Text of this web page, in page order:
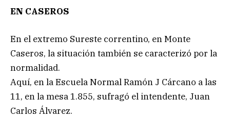
EN CASEROS
En el extremo Sureste correntino, en Monte
Caseros, la situación también se caracterizó por la
normalidad.
Aquí, en la Escuela Normal Ramón J Cárcano a las
11, en la mesa 1.855, sufragó el intendente, Juan
Carlos Álvarez.